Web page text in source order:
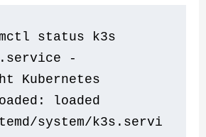
status k3s
Kubernetes
system/k3s.servi